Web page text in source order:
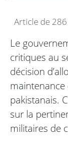
Article de
Le
critiques au
décision
maintenance
pakistanais.
sur la
militaires de